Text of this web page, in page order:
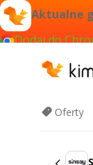
Aktualne
Dodaj do
Oferty